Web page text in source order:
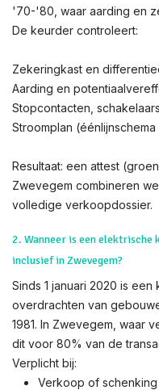
'70-'80, waar aarding en
De keurder controleert:
Zekeringkast en
Aarding en
Stopcontacten,
Stroomplan
Resultaat: een attest
Zwevegem combineren
volledige verkoopdossier.
2. Wanneer is een elektrische
inclusief in Zwevegem?
Sinds 1 januari 2020 is
overdrachten van
1981. In Zwevegem, waar
dit voor 80% van de
Verplicht bij:
Verkoop of